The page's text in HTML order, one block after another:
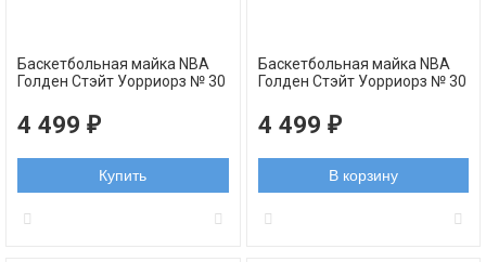
Баскетбольная майка NBA
Голден Стэйт Уорриорз № 30
белая swingman
4 499 ₽
Купить
Баскетбольная майка NBA
Голден Стэйт Уорриорз № 30
черная
4 499 ₽
В корзину